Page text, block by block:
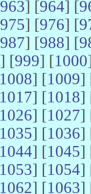
963] [964] [
975] [976] [
987] [988] [
] [999] [1000
1008] [1009]
1017] [1018]
1026] [1027]
1035] [1036]
1044] [1045]
1053] [1054]
1062] [1063]